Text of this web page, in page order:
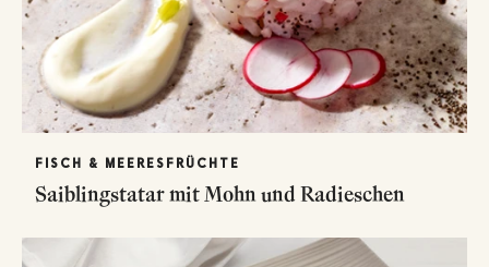
FISCH & MEERESFRÜCHTE
Saiblingstatar mit Mohn und Radieschen